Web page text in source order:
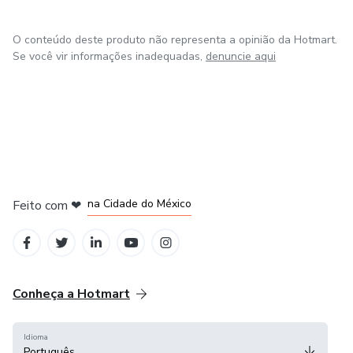
O conteúdo deste produto não representa a opinião da Hotmart.
Se você vir informações inadequadas, denuncie aqui
Feito com ❤ na Cidade do México
Conheça a Hotmart
Idioma